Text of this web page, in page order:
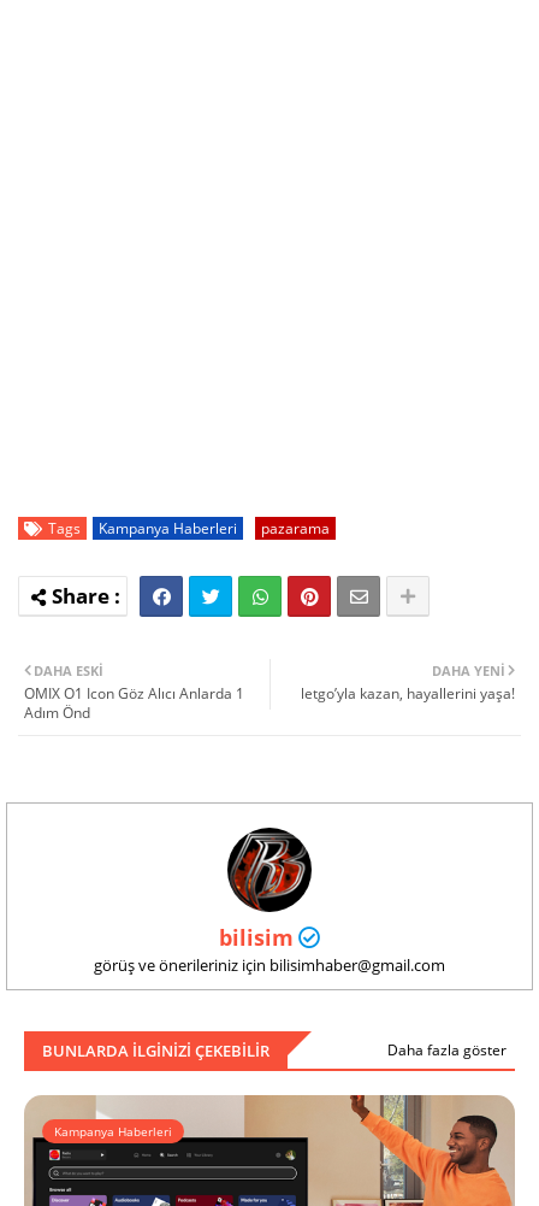
Tags Kampanya Haberleri pazarama
DAHA YENI
letgo’yla kazan, hayallerini yaşa!
DAHA ESKI
OMIX O1 Icon Göz Alıcı Anlarda 1
Adım Önd
bilisim
görüş ve önerileriniz için bilisimhaber@gmail.com
BUNLARDA ILGINIZI ÇEKEBILIR Daha fazla göster
Kampanya Haberleri